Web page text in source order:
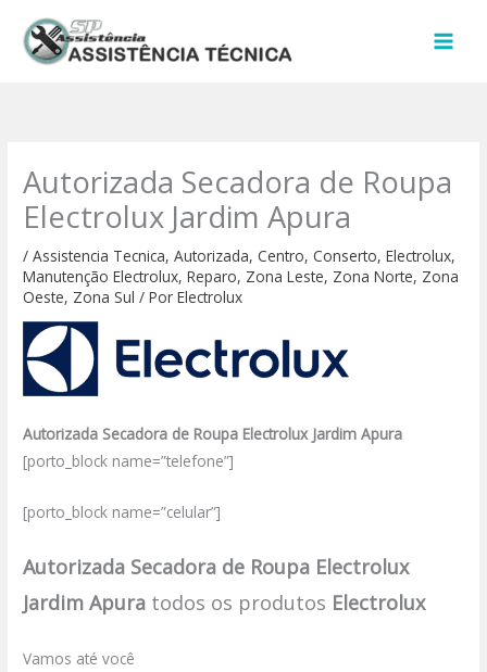
para
Autorizada Secadora de Roupa
Electrolux Jardim Apura
/Assistencia Tecnica,Autorizada,Centro,Conserto,Electrolux,
Manutenção Electrolux,Reparo, Zona Leste, Zona Norte, Zona
Oeste, Zona Sul / PorElectrolux
Autorizada Secadora de Roupa Electrolux Jardim Apura
[porto_block name=”telefone”]
[porto_block name=”celular”]
Autorizada Secadora de Roupa Electrolux
Jardim Apura todos os produtos Electrolux
Vamos até você